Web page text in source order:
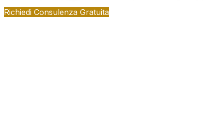
Richiedi Consulenza Gratuita